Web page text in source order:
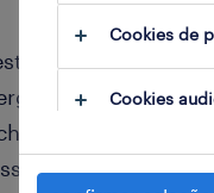
a travar o teu
Aprende a
é, na verdade,
que podes
Cookies de
Cookies